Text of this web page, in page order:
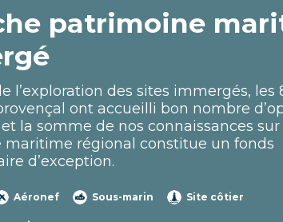
patrimoine
l’exploration des sites immergés, les
ont accueilli bon nombre
la somme de nos connaissances sur
maritime régional constitue un fonds
d’exception.
Aéronef Sous-marin Site côtier